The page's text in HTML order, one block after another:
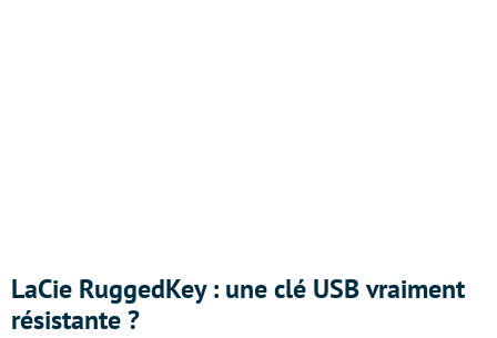
LaCie RuggedKey : une clé USB vraiment
résistante ?